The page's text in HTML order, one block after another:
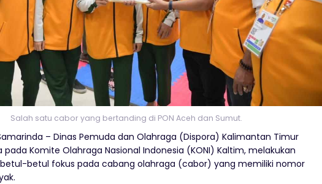
Salah satu cabor yang bertanding di PON Aceh dan Sumut.
– Dinas Pemuda dan Olahraga (Dispora) Kalimantan Timur
Komite Olahraga Nasional Indonesia (KONI) Kaltim, melakukan
betul fokus pada cabang olahraga (cabor) yang memiliki nomor